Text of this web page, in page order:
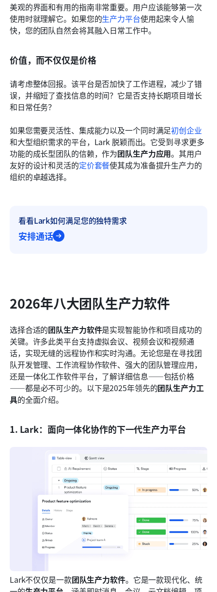
美观的界面和有用的指南非常重要。用户应该能够第一次
使用时就理解它。如果您的生产力平台使用起来令人愉
快，您的团队自然会将其融入日常工作中。
价值，而不仅仅是价格
请考虑整体回报。该平台是否加快了工作进程，减少了错
误，并缩短了查找信息的时间？它是否支持长期项目增长
和日常任务？
如果您需要灵活性、集成能力以及一个同时满足初创企业
和大型组织需求的平台，Lark 脱颖而出。它受到寻求更多
功能的成长型团队的信赖，作为团队生产力应用。其用户
友好的设计和灵活的定价套餐使其成为准备提升生产力的
组织的卓越选择。
看看Lark如何满足您的独特需求
安排通话
2026年八大团队生产力软件
选择合适的团队生产力软件是实现智能协作和项目成功的
关键。许多此类平台支持虚拟会议、视频会议和视频通
话，实现无缝的远程协作和实时沟通。无论您是在寻找团
队开发管理、工作流程协作软件、强大的团队管理应用，
还是一体化工作软件平台，了解详细信息——包括价格
——都是必不可少的。以下是2025年领先的团队生产力工
具的全面介绍。
1. Lark：面向一体化协作的下一代生产力平台
Lark不仅仅是一款团队生产力软件。它是一款现代化、统